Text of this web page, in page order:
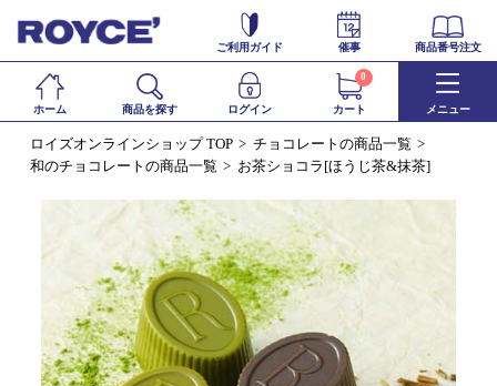
ご利用ガイド 催事 商品番号注文
ホーム 商品を探す ログイン カート
0
メニュー
ロイズオンラインショップ TOP
チョコレートの商品一覧
和のチョコレートの商品一覧
お茶ショコラ[ほうじ茶&抹茶]